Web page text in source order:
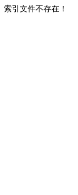
索引文件不存在！